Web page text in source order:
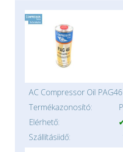
AC Compressor Oil
Termékazonosító:
Elérhető:
Szállításiidő: